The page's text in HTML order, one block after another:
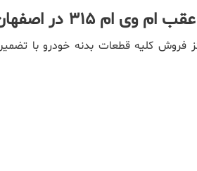
۳۱۵ در اصفهان
فروش کلیه قطعات بدنه خودرو با